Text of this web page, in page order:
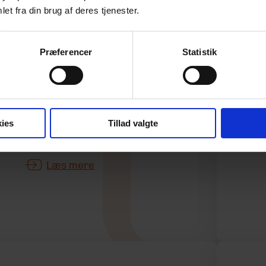
fra din brug af deres tjenester.
Præferencer Statistik
Tillad valgte
I en ny rapport bekræfter
Finanstilsynet en problematik,
som mange investorer ikke er
tilstrækkeligt opmærksomme
på – og ofte heller ikke har den
nødvendige indsigt i til at kunne
Læs mere